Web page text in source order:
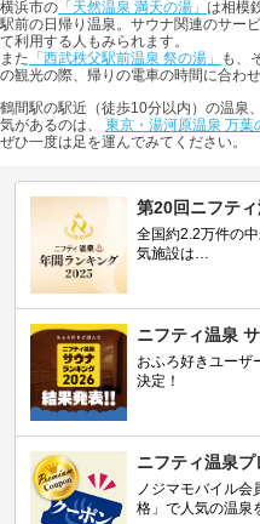
横浜市の 「天然温泉 満天の湯」 は相模
駅前の日帰り温泉。サウナ関連のサー
て利用する人もみられます。
また 「西武秩父駅前温泉 祭の湯」
も、
の観光の際、帰りの電車の時間に合わ
鶴間駅の駅近（徒歩10分以内）の温泉
気があるのは、 東京・湯河原温泉 万葉
ぜひ一度は足を運んでみてください。
第20回ニフテ
全国約2.2万件の
気施設は…
ニフティ温泉
おふろ好きユーザ
決定！
ニフティ温泉
ノジマモバイル
格」で人気の温泉